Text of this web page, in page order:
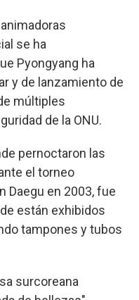
se ha
Pyongyang ha
y de lanzamiento de
múltiples
de la ONU.
pernoctaron las
el torneo
Daegu en 2003, fue
están exhibidos
tampones y tubos
surcoreana